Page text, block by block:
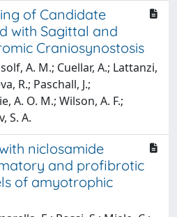
of Candidate
with Sagittal and
Craniosynostosis
A. M.; Cuellar, A.; Lattanzi,
R.; Paschall, J.;
A. O. M.; Wilson, A. F.;
S. A.
niclosamide
and profibrotic
of amyotrophic